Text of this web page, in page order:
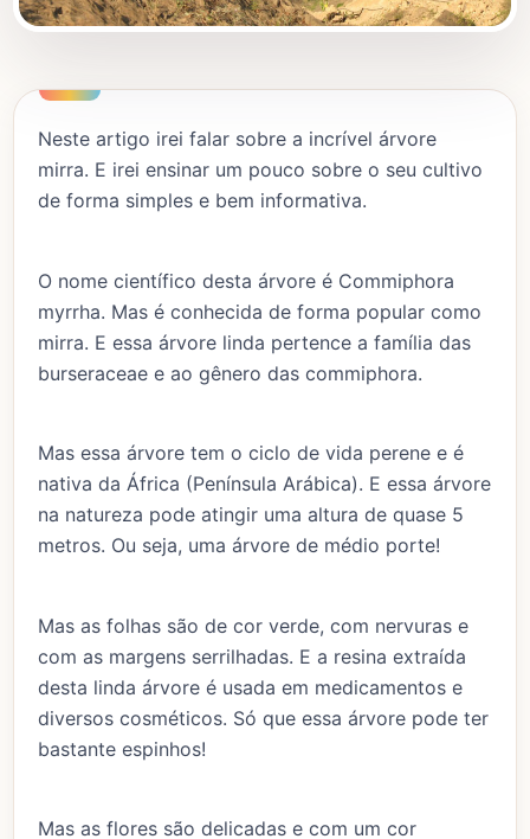
Neste artigo irei falar sobre a incrível árvore
mirra. E irei ensinar um pouco sobre o seu cultivo
de forma simples e bem informativa.
O nome científico desta árvore é Commiphora
myrrha. Mas é conhecida de forma popular como
mirra. E essa árvore linda pertence a família das
burseraceae e ao gênero das commiphora.
Mas essa árvore tem o ciclo de vida perene e é
nativa da África (Península Arábica). E essa árvore
na natureza pode atingir uma altura de quase 5
metros. Ou seja, uma árvore de médio porte!
Mas as folhas são de cor verde, com nervuras e
com as margens serrilhadas. E a resina extraída
desta linda árvore é usada em medicamentos e
diversos cosméticos. Só que essa árvore pode ter
bastante espinhos!
Mas as flores são delicadas e com um cor